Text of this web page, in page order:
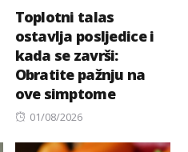
Toplotni talas
ostavlja posljedice i
kada se završi:
Obratite pažnju na
ove simptome
Posted
01/08/2026